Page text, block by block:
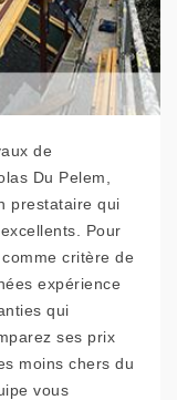
de
Du Pelem,
prestataire qui
Pour
critère de
expérience
qui
ses prix
moins chers du
vous